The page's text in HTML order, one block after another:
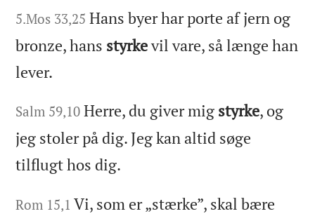
5.Mos 33,25 Hans byer har porte af jern og
bronze, hans styrkevil vare, så længe han
lever.
Salm 59,10 Herre, du giver mig styrke, og
jeg stoler på dig. Jeg kan altid søge
tilflugt hos dig.
Rom 15,1 Vi, som er „stærke”, skal bære